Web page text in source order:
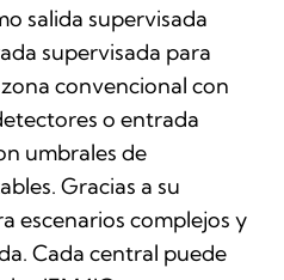
salida supervisada
supervisada para
convencional con
o entrada
umbrales de
Gracias a su
escenarios complejos y
Cada central puede